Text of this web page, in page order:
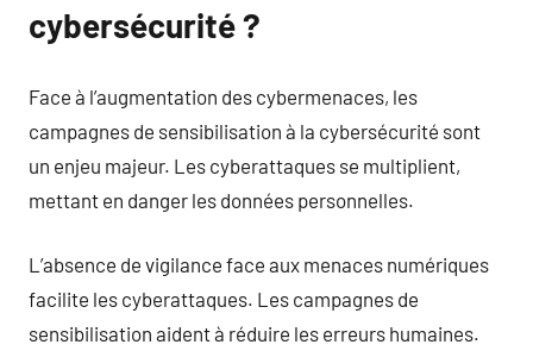
cybersécurité ?
Face à l’augmentation des cybermenaces, les
campagnes de sensibilisation à la cybersécurité sont
un enjeu majeur. Les cyberattaques se multiplient,
mettant en danger les données personnelles.
L’absence de vigilance face aux menaces numériques
facilite les cyberattaques. Les campagnes de
sensibilisation aident à réduire les erreurs humaines.